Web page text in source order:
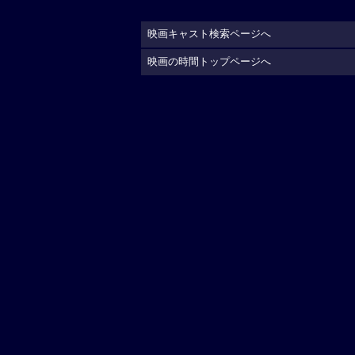
映画キャスト検索ページへ
映画の時間トップページへ